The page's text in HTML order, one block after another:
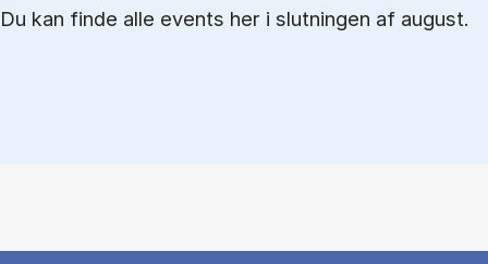
Du kan finde alle events her i slutningen af august.